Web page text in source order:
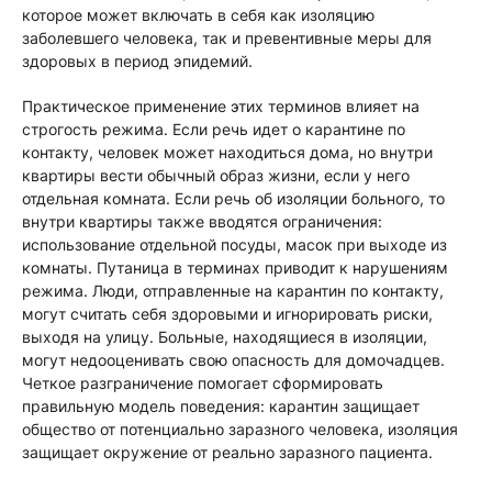
которое может включать в себя как изоляцию
заболевшего человека, так и превентивные меры для
здоровых в период эпидемий.
Практическое применение этих терминов влияет на
строгость режима. Если речь идет о карантине по
контакту, человек может находиться дома, но внутри
квартиры вести обычный образ жизни, если у него
отдельная комната. Если речь об изоляции больного, то
внутри квартиры также вводятся ограничения:
использование отдельной посуды, масок при выходе из
комнаты. Путаница в терминах приводит к нарушениям
режима. Люди, отправленные на карантин по контакту,
могут считать себя здоровыми и игнорировать риски,
выходя на улицу. Больные, находящиеся в изоляции,
могут недооценивать свою опасность для домочадцев.
Четкое разграничение помогает сформировать
правильную модель поведения: карантин защищает
общество от потенциально заразного человека, изоляция
защищает окружение от реально заразного пациента.